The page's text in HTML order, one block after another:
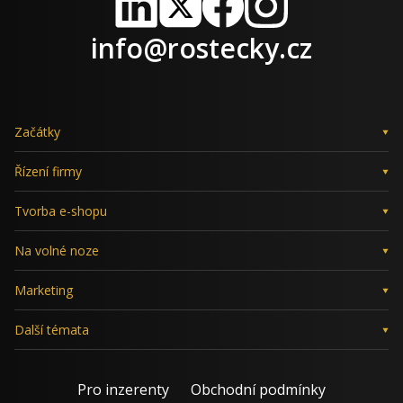
LinkedIn
X FacebookInstagram
info@rostecky.cz
Začátky
Řízení firmy
Tvorba e-shopu
Na volné noze
Marketing
Další témata
Pro inzerenty Obchodní podmínky